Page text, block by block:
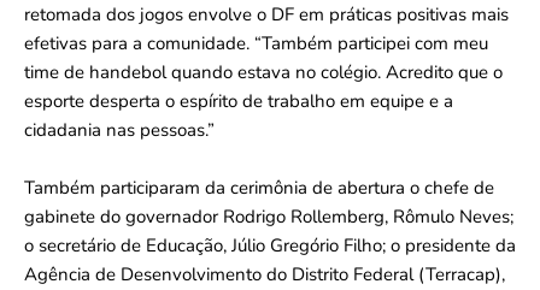
retomada dos jogos envolve o DF em práticas positivas mais
efetivas para a comunidade. “Também participei com meu
time de handebol quando estava no colégio. Acredito que o
esporte desperta o espírito de trabalho em equipe e a
cidadania nas pessoas.”
Também participaram da cerimônia de abertura o chefe de
gabinete do governador Rodrigo Rollemberg, Rômulo Neves;
o secretário de Educação, Júlio Gregório Filho; o presidente da
Agência de Desenvolvimento do Distrito Federal (Terracap),